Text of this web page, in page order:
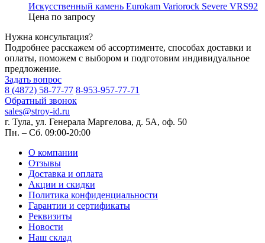
Искусственный камень Eurokam Variorock Severe VRS92
Цена по запросу
Нужна консультация?
Подробнее расскажем об ассортименте, способах доставки и
оплаты, поможем с выбором и подготовим индивидуальное
предложение.
Задать вопрос
8 (4872) 58-77-77 8-953-957-77-71
Обратный звонок
sales@stroy-id.ru
г. Тула, ул. Генерала Маргелова, д. 5А, оф. 50
Пн. – Cб. 09:00-20:00
О компании
Отзывы
Доставка и оплата
Акции и скидки
Политика конфиденциальности
Гарантии и сертификаты
Реквизиты
Новости
Наш склад